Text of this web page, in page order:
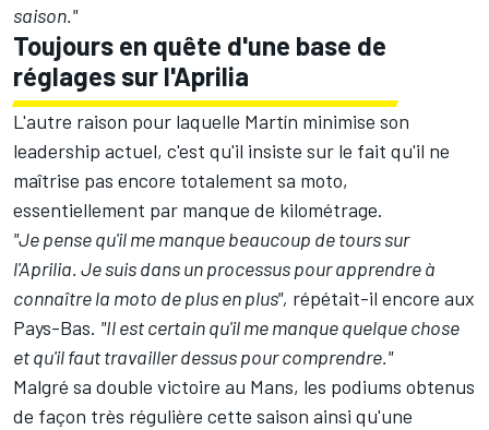
saison."
Toujours en quête d'une base de
réglages sur l'Aprilia
L'autre raison pour laquelle Martín minimise son
leadership actuel, c'est qu'il insiste sur le fait qu'il ne
maîtrise pas encore totalement sa moto,
essentiellement par manque de kilométrage.
"Je pense qu'il me manque beaucoup de tours sur
l'Aprilia. Je suis dans un processus pour apprendre à
connaître la moto de plus en plus", répétait-il encore aux
Pays-Bas. "Il est certain qu'il me manque quelque chose
et qu'il faut travailler dessus pour comprendre."
Malgré sa double victoire au Mans, les podiums obtenus
de façon très régulière cette saison ainsi qu'une